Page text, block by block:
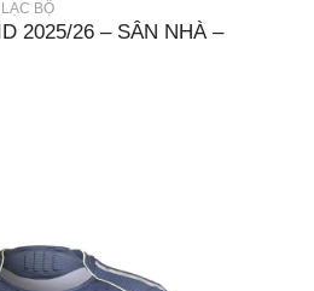
BỘ
2025/26 – SÂN NHÀ –